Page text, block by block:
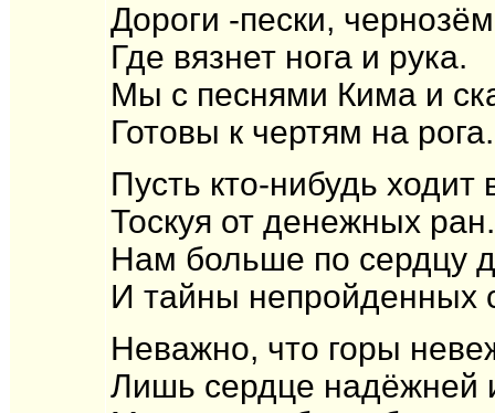
Дороги -пески,
Где вязнет нога и рука.
Мы с песнями Кима и
Готовы к чертям на рога.
Пусть кто-нибудь
Тоскуя от денежных ран.
Нам больше по сердцу
И тайны непройденных
Неважно, что горы
Лишь сердце надёжней